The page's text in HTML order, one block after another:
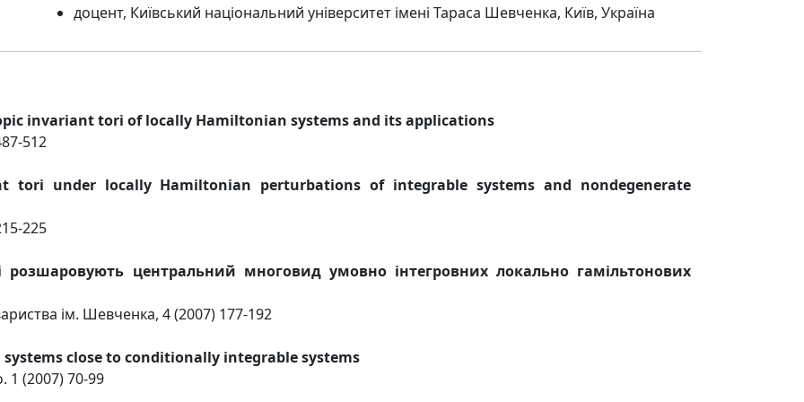
доцент, Київський національний університет імені Тараса Шевченка, Київ, Україна
invariant tori of locally Hamiltonian systems and its applications
512
tori under locally Hamiltonian perturbations of integrable systems and nondegenerate
225
розшаровують центральний многовид умовно інтегровних локально гамільтонових
ім. Шевченка, 4 (2007) 177-192
close to conditionally integrable systems
1 (2007) 70-99